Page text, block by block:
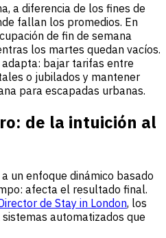
a diferencia de los fines de
fallan los promedios. En
de fin de semana
los martes quedan vacíos.
bajar tarifas entre
o jubilados y mantener
para escapadas urbanas.
de la intuición al
un enfoque dinámico basado
afecta el resultado final.
de Stay in London, los
automatizados que